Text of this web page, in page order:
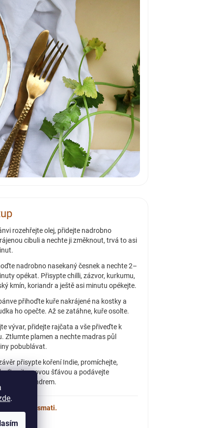
.
rozehřejte olej, přidejte nadrobno
cibuli a nechte ji změknout, trvá to asi
nadrobno nasekaný česnek a nechte 2–
opékat. Přisypte chilli, zázvor, kurkumu,
kmín, koriandr a ještě asi minutu opékejte.
přihoďte kuře nakrájené na kostky a
ho opečte. Až se zatáhne, kuře osolte.
vývar, přidejte rajčata a vše přiveďte k
Ztlumte plamen a nechte madras půl
pobublávat.
přisypte koření Indie, promíchejte,
citrusovou šťávou a podávejte
koriandrem.
s rýží basmati.